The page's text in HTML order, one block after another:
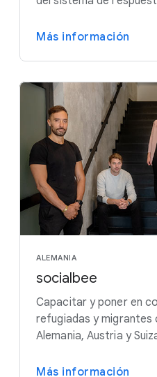
Más información
ALEMANIA
socialbee
Capacitar y poner en
refugiadas y migrantes
Alemania, Austria y
Más información